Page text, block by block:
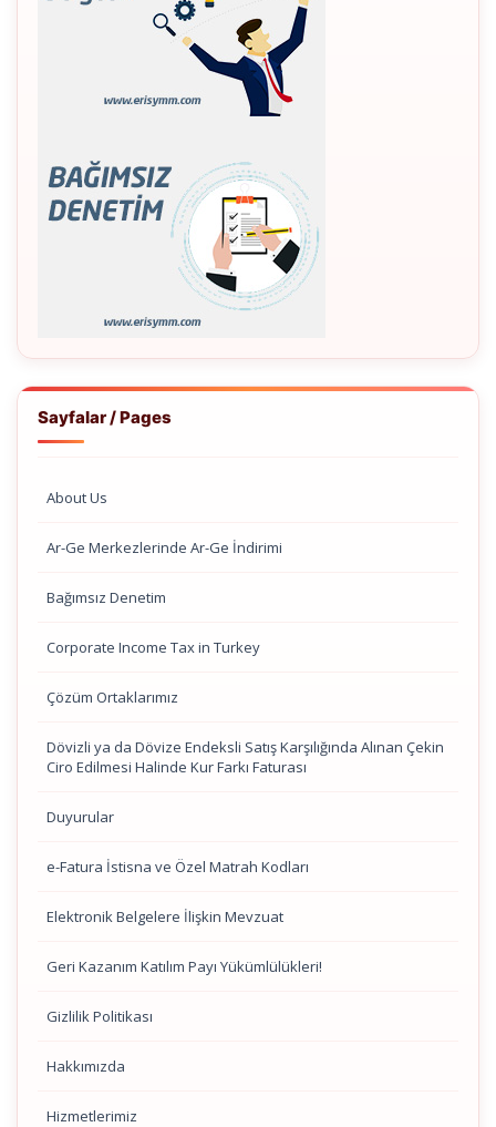
Sayfalar / Pages
About Us
Ar-Ge Merkezlerinde Ar-Ge İndirimi
Bağımsız Denetim
Corporate Income Tax in Turkey
Çözüm Ortaklarımız
Dövizli ya da Dövize Endeksli Satış Karşılığında Alınan Çekin
Ciro Edilmesi Halinde Kur Farkı Faturası
Duyurular
e-Fatura İstisna ve Özel Matrah Kodları
Elektronik Belgelere İlişkin Mevzuat
Geri Kazanım Katılım Payı Yükümlülükleri!
Gizlilik Politikası
Hakkımızda
Hizmetlerimiz